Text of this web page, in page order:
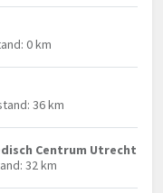
0 km
36 km
Centrum Utrecht
32 km